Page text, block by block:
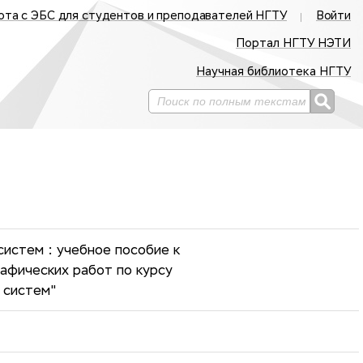
с ЭБС для студентов и преподавателей НГТУ Войти
Портал НГТУ НЭТИ
Научная библиотека НГТУ
: учебное пособие к
работ по курсу
систем"